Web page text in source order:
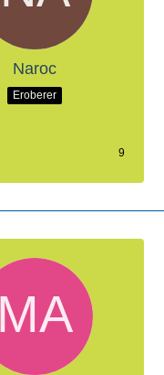
Naroc
Eroberer
9